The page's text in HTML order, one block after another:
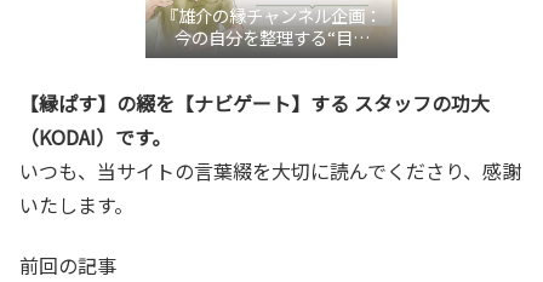
『雄介の縁チャンネル企画：
今の自分を整理する“目利
き”言語化交流会』
【縁ぱす】の綴を【ナビゲート】する スタッフの功大
（KODAI）です。
いつも、当サイトの言葉綴を大切に読んでくださり、感謝
いたします。
前回の記事